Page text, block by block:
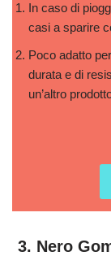
In caso di
casi a sparire
Poco adatto
durata e di
un’altro
3. Nero